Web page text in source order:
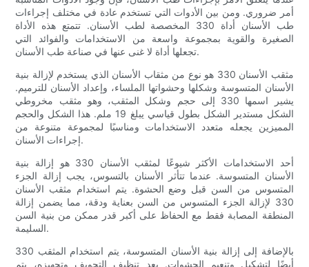
أمر ضروري. ومن بين الأدوات التي تستخدم عادة في مختلف إجراءات
طب الأسنان أداة 330 المخصصة لطب الأسنان. تتمتع هذه الأداة
الصغيرة والقوية بمجموعة واسعة من الاستخدامات والفوائد التي
تجعلها أداة لا غنى عنها في صناعة طب الأسنان.
مثقب الأسنان 330 هو نوع من مثقاب الأسنان الذي يستخدم لإزالة بنية
الأسنان المتسوسة وشكلها وحشواتها الملساء، وإعداد الأسنان للترميم.
يشير اسمها 330 إلى حجم وشكل المثقب، وهو مثقب مخروطي
الشكل مستدير الشكل بطول قياسي يبلغ 19 ملم. هذا الشكل والحجم
المميزين يجعله متعدد الاستخدامات ومناسبًا لمجموعة متنوعة من
إجراءات الأسنان.
أحد الاستخدامات الأكثر شيوعًا لمثقب الأسنان 330 هو إزالة بنية
الأسنان المتسوسة. عندما تتأثر الأسنان بالتسوس، يجب إزالة الجزء
المتسوس من السن قبل وضع الحشوة. يتم استخدام مثقب الأسنان
330 لإزالة الجزء المتسوس من السن بعناية ودقة، مما يضمن إزالة
المنطقة المصابة فقط مع الحفاظ على أكبر قدر ممكن من بنية السن
السليمة.
بالإضافة إلى إزالة بنية الأسنان المتسوسة، يتم استخدام المثقب 330
أيضًا لتشكيل وتنعيم الحشوات. بعد تنظيف التجويف وتجهيزه، يتم